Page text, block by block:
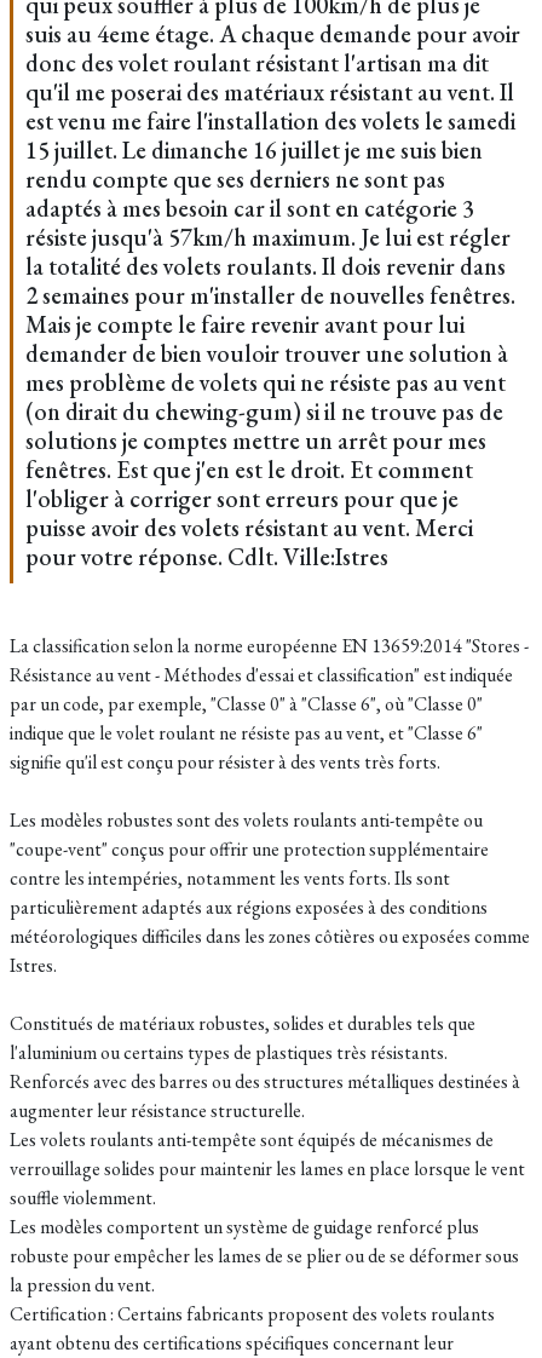
suis au 4eme étage. A chaque demande pour avoir
donc des volet roulant résistant l'artisan ma dit
qu'il me poserai des matériaux résistant au vent. Il
est venu me faire l'installation des volets le samedi
15 juillet. Le dimanche 16 juillet je me suis bien
rendu compte que ses derniers ne sont pas
adaptés à mes besoin car il sont en catégorie 3
résiste jusqu'à 57km/h maximum. Je lui est régler
la totalité des volets roulants. Il dois revenir dans
2 semaines pour m'installer de nouvelles fenêtres.
Mais je compte le faire revenir avant pour lui
demander de bien vouloir trouver une solution à
mes problème de volets qui ne résiste pas au vent
(on dirait du chewing-gum) si il ne trouve pas de
solutions je comptes mettre un arrêt pour mes
fenêtres. Est que j'en est le droit. Et comment
l'obliger à corriger sont erreurs pour que je
puisse avoir des volets résistant au vent. Merci
pour votre réponse. Cdlt. Ville:Istres
La classification selon la norme européenne EN 13659:2014 "Stores -
Résistance au vent - Méthodes d'essai et classification" est indiquée
par un code, par exemple, "Classe 0" à "Classe 6", où "Classe 0"
indique que le volet roulant ne résiste pas au vent, et "Classe 6"
signifie qu'il est conçu pour résister à des vents très forts.
Les modèles robustes sont des volets roulants anti-tempête ou
"coupe-vent" conçus pour offrir une protection supplémentaire
contre les intempéries, notamment les vents forts. Ils sont
particulièrement adaptés aux régions exposées à des conditions
météorologiques difficiles dans les zones côtières ou exposées comme
Istres.
Constitués de matériaux robustes, solides et durables tels que
l'aluminium ou certains types de plastiques très résistants.
Renforcés avec des barres ou des structures métalliques destinées à
augmenter leur résistance structurelle.
Les volets roulants anti-tempête sont équipés de mécanismes de
verrouillage solides pour maintenir les lames en place lorsque le vent
souffle violemment.
Les modèles comportent un système de guidage renforcé plus
robuste pour empêcher les lames de se plier ou de se déformer sous
la pression du vent.
Certification : Certains fabricants proposent des volets roulants
ayant obtenu des certifications spécifiques concernant leur